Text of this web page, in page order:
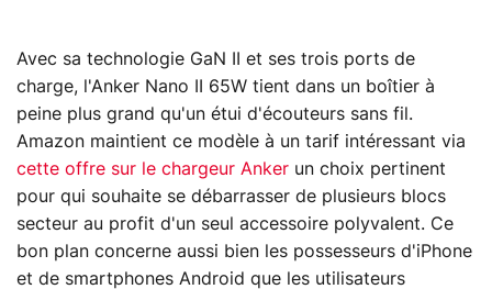
Avec sa technologie GaN II et ses trois ports de
charge, l'Anker Nano II 65W tient dans un boîtier à
peine plus grand qu'un étui d'écouteurs sans fil.
Amazon maintient ce modèle à un tarif intéressant via
cette offre sur le chargeur Anker un choix pertinent
pour qui souhaite se débarrasser de plusieurs blocs
secteur au profit d'un seul accessoire polyvalent. Ce
bon plan concerne aussi bien les possesseurs d'iPhone
et de smartphones Android que les utilisateurs